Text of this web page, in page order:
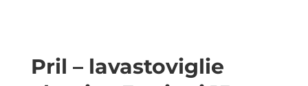
Pril – lavastoviglie